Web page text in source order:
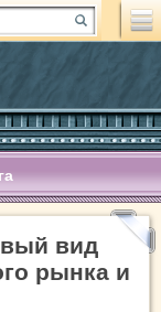
вид
рынка и